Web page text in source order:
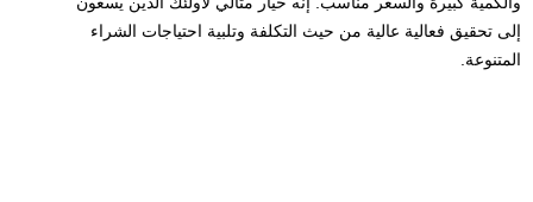
إلى تحقيق فعالية عالية من حيث التكلفة وتلبية احتياجات الشراء
المتنوعة.